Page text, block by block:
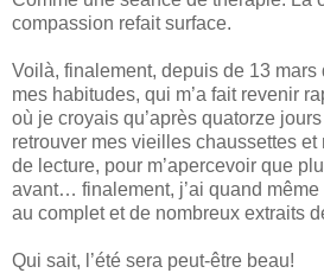
compassion refait surface.
Voilà, finalement, depuis de 13
mes habitudes, qui m’a fait revenir
où je croyais qu’après quatorze
retrouver mes vieilles chaussettes
de lecture, pour m’apercevoir que
avant… finalement, j’ai quand
au complet et de nombreux extraits
Qui sait, l’été sera peut-être beau!